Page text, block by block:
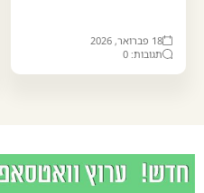
18 פברואר, 2026
תגובות: 0